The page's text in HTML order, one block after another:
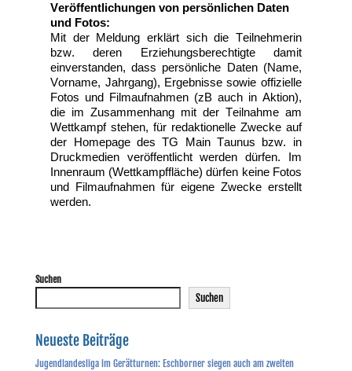
Veröffentlichungen von persönlichen Daten
und Fotos:
Mit der Meldung erklärt sich die Teilnehmerin
bzw. deren Erziehungsberechtigte damit
einverstanden, dass persönliche Daten (Name,
Vorname, Jahrgang), Ergebnisse sowie offizielle
Fotos und Filmaufnahmen (zB auch in Aktion),
die im Zusammenhang mit der Teilnahme am
Wettkampf stehen, für redaktionelle Zwecke auf
der Homepage des TG Main Taunus bzw. in
Druckmedien veröffentlicht werden dürfen. Im
Innenraum (Wettkampffläche) dürfen keine Fotos
und Filmaufnahmen für eigene Zwecke erstellt
werden.
Suchen
Suchen
Neueste Beiträge
Jugendlandesliga im Gerätturnen: Eschborner siegen auch am zweiten